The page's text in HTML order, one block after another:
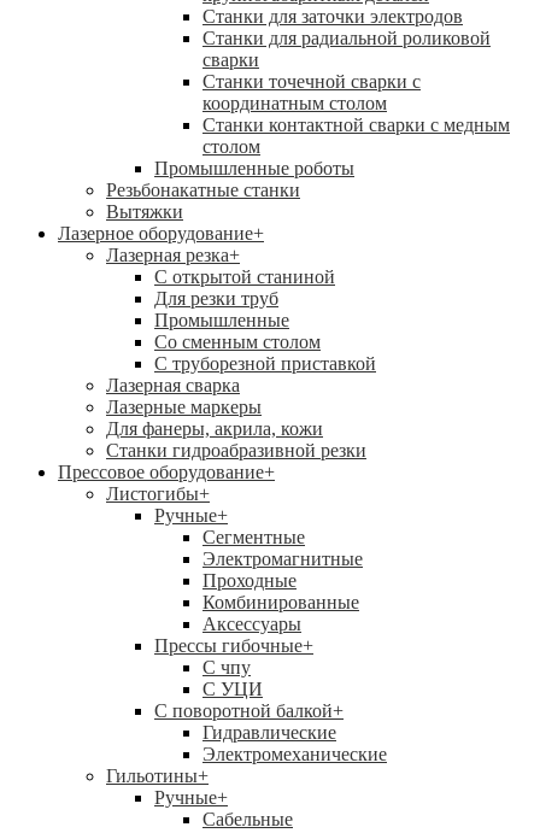
Станки для заточки электродов
Станки для радиальной роликовой
сварки
Станки точечной сварки с
координатным столом
Станки контактной сварки с медным
столом
Промышленные роботы
Резьбонакатные станки
Вытяжки
Лазерное оборудование+
Лазерная резка+
С открытой станиной
Для резки труб
Промышленные
Со сменным столом
С труборезной приставкой
Лазерная сварка
Лазерные маркеры
Для фанеры, акрила, кожи
Станки гидроабразивной резки
Прессовое оборудование+
Листогибы+
Ручные+
Сегментные
Электромагнитные
Проходные
Комбинированные
Аксессуары
Прессы гибочные+
C чпу
С УЦИ
С поворотной балкой+
Гидравлические
Электромеханические
Гильотины+
Ручные+
Сабельные